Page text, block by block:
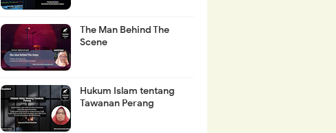
The Man Behind The
Scene
Hukum Islam tentang
Tawanan Perang